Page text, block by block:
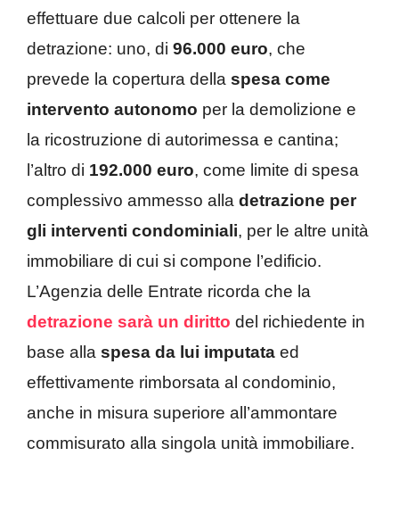
effettuare due calcoli per ottenere la
detrazione: uno, di 96.000 euro, che
prevede la copertura della spesa come
intervento autonomo per la demolizione e
la ricostruzione di autorimessa e cantina;
l’altro di 192.000 euro, come limite di spesa
complessivo ammesso alla detrazione per
gli interventi condominiali, per le altre unità
immobiliare di cui si compone l’edificio.
L’Agenzia delle Entrate ricorda che la
detrazione sarà un diritto del richiedente in
base alla spesa da lui imputata ed
effettivamente rimborsata al condominio,
anche in misura superiore all’ammontare
commisurato alla singola unità immobiliare.